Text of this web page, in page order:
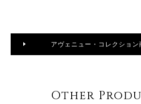
アヴェニュー・コレクション
Other